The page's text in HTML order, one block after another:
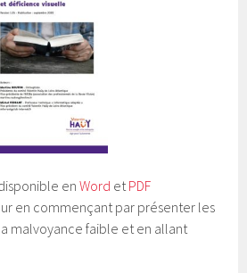
enWord etPDF
en commençant par présenter les
malvoyance faible et en allant